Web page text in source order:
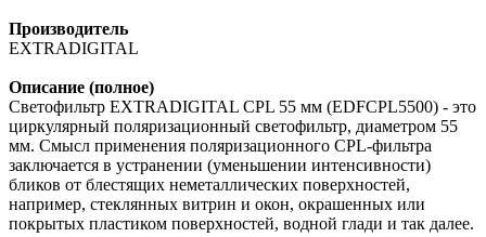
Производитель
EXTRADIGITAL
Описание (полное)
Светофильтр EXTRADIGITAL CPL 55 мм (EDFCPL5500) - это
циркулярный поляризационный светофильтр, диаметром 55
мм. Смысл применения поляризационного CPL-фильтра
заключается в устранении (уменьшении интенсивности)
бликов от блестящих неметаллических поверхностей,
например, стеклянных витрин и окон, окрашенных или
покрытых пластиком поверхностей, водной глади и так далее.